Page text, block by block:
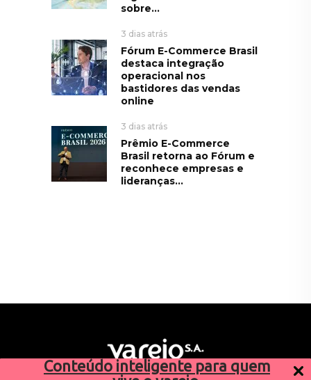
Conteúdo inteligente para quem
sobre...
3 dias atrás
Fórum E-Commerce Brasil
destaca integração
operacional nos
bastidores das vendas
online
3 dias atrás
Prêmio E-Commerce
Brasil retorna ao Fórum e
reconhece empresas e
lideranças...